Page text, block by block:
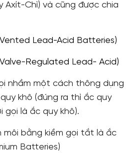
Axít-Chì) và cũng được chia
Lead-Acid Batteries)
Regulated Lead- Acid)
nhầm một cách thông dụng
khô (đúng ra thì ắc quy
gọi là ắc quy khô).
môi bằng kiềm gọi tắt là ắc
Batteries)